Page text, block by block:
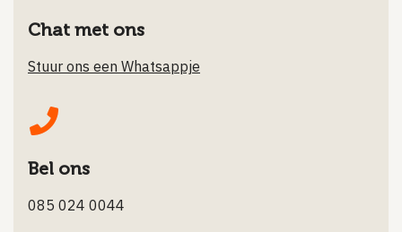
Chat met ons
Stuur ons een Whatsappje
Bel ons
085 024 0044